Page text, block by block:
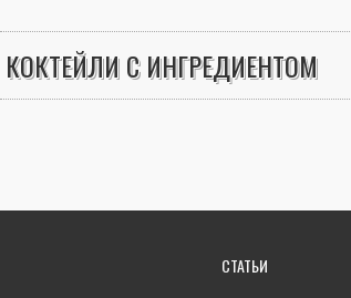
КОКТЕЙЛИ С ИНГРЕДИЕНТОМ
СТАТЬИ